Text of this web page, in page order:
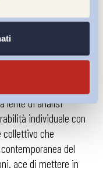
presentarsi in
preventive che
alla
la proposta
lente di analisi
individuale con
che
del
ace di mettere in